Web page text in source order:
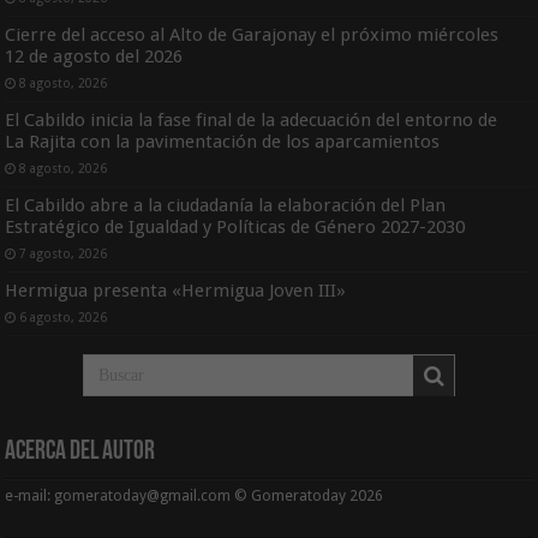
Cierre del acceso al Alto de Garajonay el próximo miércoles
12 de agosto del 2026
8 agosto, 2026
El Cabildo inicia la fase final de la adecuación del entorno de
La Rajita con la pavimentación de los aparcamientos
8 agosto, 2026
El Cabildo abre a la ciudadanía la elaboración del Plan
Estratégico de Igualdad y Políticas de Género 2027-2030
7 agosto, 2026
Hermigua presenta «Hermigua Joven III»
6 agosto, 2026
Acerca del Autor
e-mail: gomeratoday@gmail.com © Gomeratoday 2026